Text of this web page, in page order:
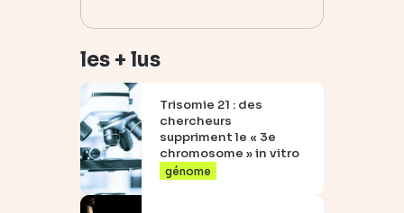
les + lus
Trisomie 21 : des
chercheurs
suppriment le « 3e
chromosome » in vitro
génome